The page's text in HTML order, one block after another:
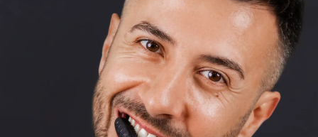
Moje urządzenia
Moje zamówienia
Moje adresy
Moje subskrypcje
FAQ™ Pure Beauty-Tech Elixir
issa™ Teeth Whitening Set
Deutsch
Español
Italiano
Português
Svenska
Русский
简体中文 繁體中文